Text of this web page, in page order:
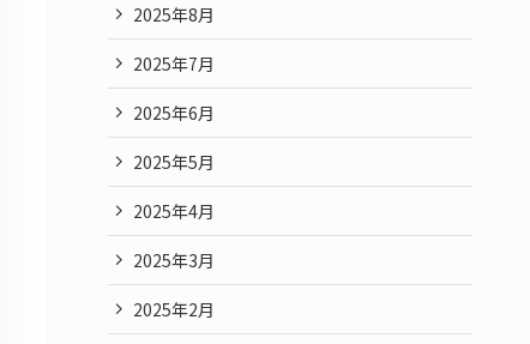
2025年8月
2025年7月
2025年6月
2025年5月
2025年4月
2025年3月
2025年2月